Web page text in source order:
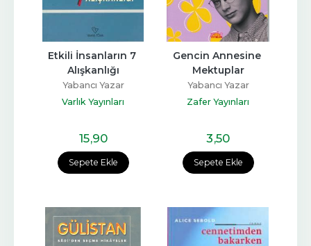
Sepete Ekle
Etkili İnsanların 7
Alışkanlığı
Yabancı Yazar
Varlık Yayınları
15,90
Sepete Ekle
Gencin Annesine
Mektuplar
Yabancı Yazar
Zafer Yayınları
3,50